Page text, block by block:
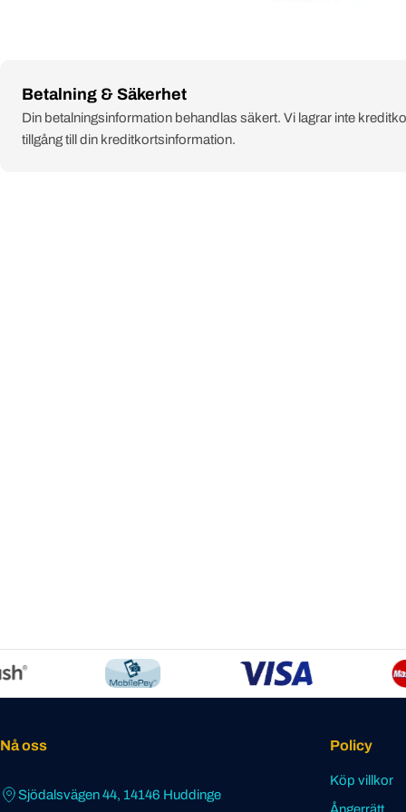
Betalning & Säkerhet
Payment
methods
Din betalningsinformation behandlas säkert. Vi lagrar inte
tillgång till din kreditkortsinformation.
Nå oss
Sjödalsvägen 44, 14146 Huddinge
Policy
Köp villkor